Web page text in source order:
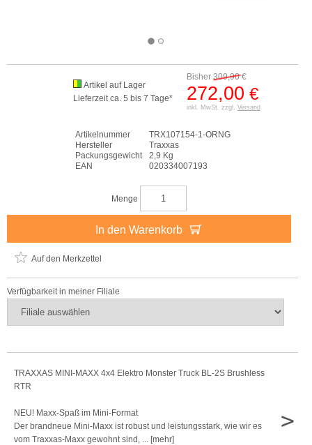
Bisher 309,90€
272,00 €
inkl. MwSt. zzgl. Versand
Artikel auf Lager
Lieferzeit ca. 5 bis 7 Tage*
Artikelnummer
TRX107154-1-ORNG
Hersteller
Traxxas
Packungsgewicht
2,9 Kg
EAN
020334007193
Menge
In den Warenkorb
Auf den Merkzettel
Verfügbarkeit in meiner Filiale
TRAXXAS MINI-MAXX 4x4 Elektro Monster Truck BL-2S Brushless
RTR
NEU! Maxx-Spaß im Mini-Format
Der brandneue Mini-Maxx ist robust und leistungsstark, wie wir es
vom Traxxas-Maxx gewohnt sind, ... [mehr]
>